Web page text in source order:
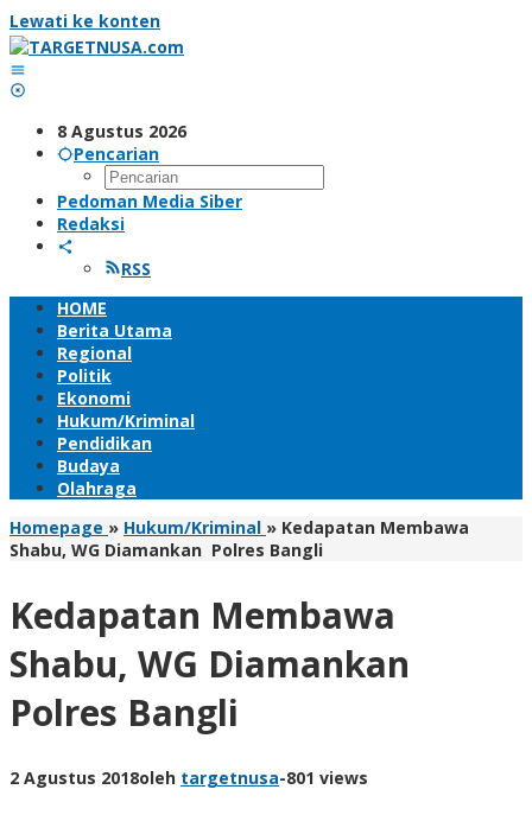
Lewati ke konten
8 Agustus 2026
Pencarian
Pedoman Media Siber
Redaksi
RSS
HOME
Berita Utama
Regional
Politik
Ekonomi
Hukum/Kriminal
Pendidikan
Budaya
Olahraga
Homepage » Hukum/Kriminal » Kedapatan Membawa
Shabu, WG Diamankan Polres Bangli
Kedapatan Membawa
Shabu, WG Diamankan
Polres Bangli
2 Agustus 2018oleh targetnusa-801 views